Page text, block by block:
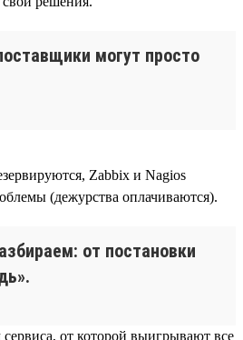
могут просто
Zabbix и Nagios
(дежурства оплачиваются).
от постановки
от которой выигрывают все